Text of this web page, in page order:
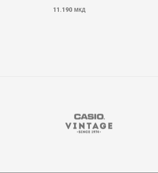
11.190 МКД